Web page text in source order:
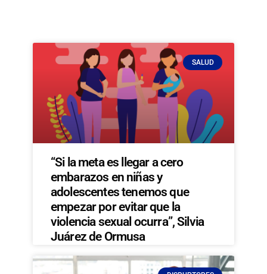
SALUD
“Si la meta es llegar a cero
embarazos en niñas y
adolescentes tenemos que
empezar por evitar que la
violencia sexual ocurra”, Silvia
Juárez de Ormusa